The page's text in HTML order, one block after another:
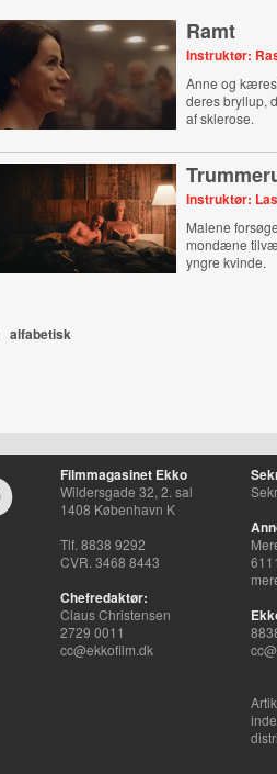
Ramt
Instruktør:
Anne og
deres bryllup,
af sklerose.
Instruktør:
Malene
mondæne
yngre kvinde.
alfabetisk
Filmmagasinet Ekko
Wildersgade 32, 2. sal
1408 København K
Tlf. 8838 9292
CVR. 3468 8443
Chefredaktør:
Claus Christensen
2729 0011
cc@ekkofilm.dk